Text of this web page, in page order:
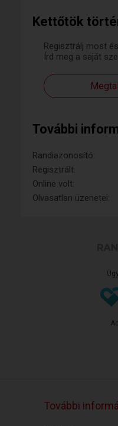
Kettőtök
Regisztrálj most
Írd meg a saját
További
Randiazonosító:
Regisztrált:
Online volt:
Olvasatlan üzenetei:
További